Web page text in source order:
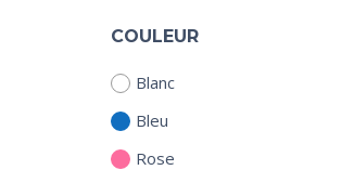
COULEUR
Blanc
Bleu
Rose